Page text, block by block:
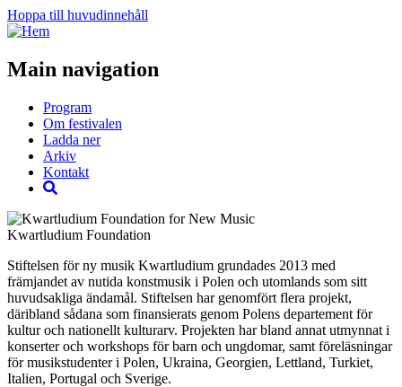
Hoppa till huvudinnehåll
Main navigation
Program
Om festivalen
Ladda ner
Arkiv
Kontakt
Kwartludium Foundation
Stiftelsen för ny musik Kwartludium grundades 2013 med
främjandet av nutida konstmusik i Polen och utomlands som sitt
huvudsakliga ändamål. Stiftelsen har genomfört flera projekt,
däribland sådana som finansierats genom Polens departement för
kultur och nationellt kulturarv. Projekten har bland annat utmynnat i
konserter och workshops för barn och ungdomar, samt föreläsningar
för musikstudenter i Polen, Ukraina, Georgien, Lettland, Turkiet,
Italien, Portugal och Sverige.